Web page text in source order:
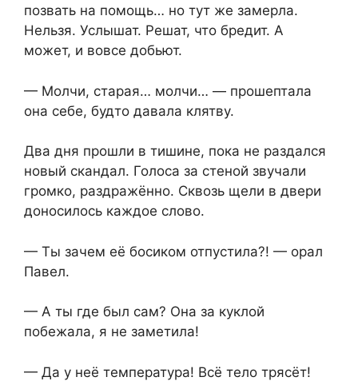
позвать на помощь… но тут же замерла.
Нельзя. Услышат. Решат, что бредит. А
может, и вовсе добьют.
— Молчи, старая… молчи… — прошептала
она себе, будто давала клятву.
Два дня прошли в тишине, пока не раздался
новый скандал. Голоса за стеной звучали
громко, раздражённо. Сквозь щели в двери
доносилось каждое слово.
— Ты зачем её босиком отпустила?! — орал
Павел.
— А ты где был сам? Она за куклой
побежала, я не заметила!
— Да у неё температура! Всё тело трясёт!